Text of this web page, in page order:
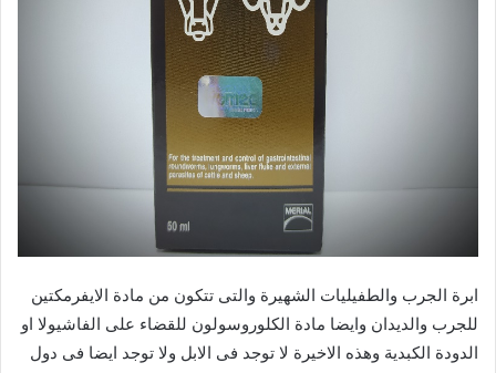
ابرة الجرب والطفيليات الشهيرة والتى تتكون من مادة الايفرمكتين
للجرب والديدان وايضا مادة الكلوروسولون للقضاء على الفاشيولا او
الدودة الكبدية وهذه الاخيرة لا توجد فى الابل ولا توجد ايضا فى دول